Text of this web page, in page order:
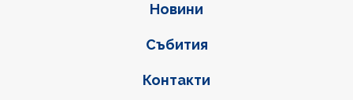
Новини
Събития
Контакти